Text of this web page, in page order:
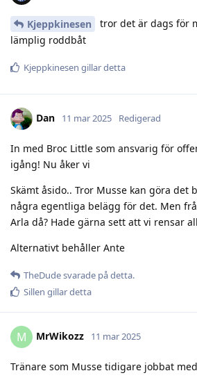
Kjeppkinesen
tror det är dags för
lämplig roddbåt
Kjeppkinesen gillar detta
Dan 11 mar 2025 Redigerad
In med Broc Little som ansvarig för
igång! Nu åker vi
Skämt åsido.. Tror Musse kan göra det
några egentliga belägg för det. Men
Arla då? Hade gärna sett att vi rensar
Alternativt behåller Ante
TheDudesvarade på detta.
Sillen gillar detta
M MrWikozz 11 mar 2025
Tränare som Musse tidigare jobbat